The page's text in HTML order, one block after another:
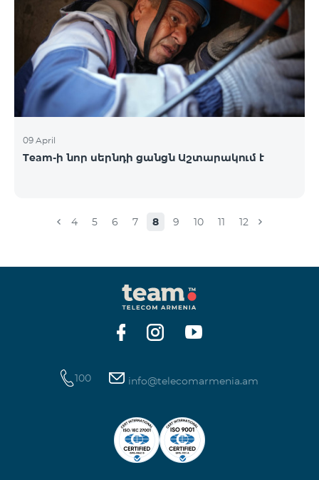
09 April
Team-ի նոր սերնդի ցանցն Աշտարակում է
4 5 6 7 8 9 10 11 12
100 info@telecomarmenia.am